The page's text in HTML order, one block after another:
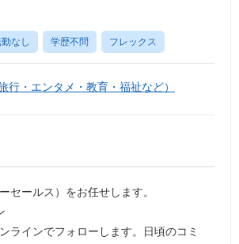
なし 学歴不問 フレックス
行・エンタメ・教育・福祉など）
セールス）をお任せします。
ラインでフォローします。日頃のコミ